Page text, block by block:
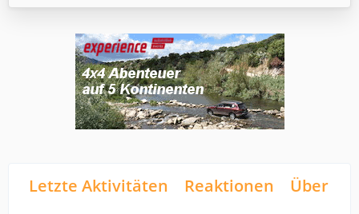
Letzte Aktivitäten Reaktionen Über